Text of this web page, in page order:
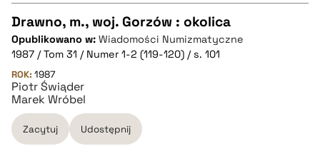
pobierz cytat
CZYSTY TEKST
pobierz cytat
BIBTEX
Drawno, m., woj. Gorzów : okolica
Opublikowano w: Wiadomości Numizmatyczne
1987 / Tom 31 / Numer 1-2 (119-120) / s. 101
ROK: 1987
Piotr Świąder
Marek Wróbel
Zacytuj Udostępnij